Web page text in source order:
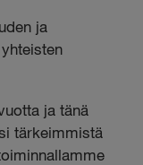
ja
ja tänä
tärkeimmistä